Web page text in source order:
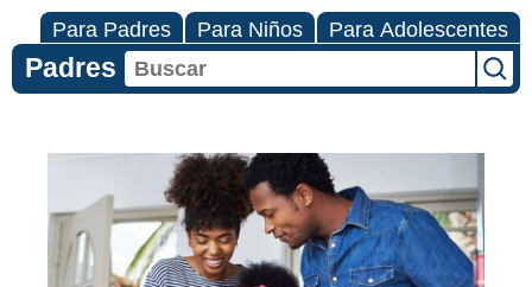
Para Padres Para Niños Para Adolescentes
Padres
Nutrición
ejercicio